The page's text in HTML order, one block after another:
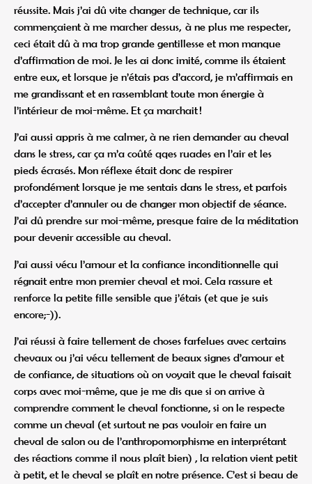
réussite. Mais j’ai dû vite changer de technique, car ils
commençaient à me marcher dessus, à ne plus me respecter,
ceci était dû à ma trop grande gentillesse et mon manque
d’affirmation de moi. Je les ai donc imité, comme ils étaient
entre eux, et lorsque je n’étais pas d’accord, je m’affirmais en
me grandissant et en rassemblant toute mon énergie à
l’intérieur de moi-même. Et ça marchait !
J’ai aussi appris à me calmer, à ne rien demander au cheval
dans le stress, car ça m’a coûté qqes ruades en l’air et les
pieds écrasés. Mon réflexe était donc de respirer
profondément lorsque je me sentais dans le stress, et parfois
d’accepter d’annuler ou de changer mon objectif de séance.
J’ai dû prendre sur moi-même, presque faire de la méditation
pour devenir accessible au cheval.
J’ai aussi vécu l’amour et la confiance inconditionnelle qui
régnait entre mon premier cheval et moi. Cela rassure et
renforce la petite fille sensible que j’étais (et que je suis
encore;-)).
J’ai réussi à faire tellement de choses farfelues avec certains
chevaux ou j’ai vécu tellement de beaux signes d’amour et
de confiance, de situations où on voyait que le cheval faisait
corps avec moi-même, que je me dis que si on arrive à
comprendre comment le cheval fonctionne, si on le respecte
comme un cheval (et surtout ne pas vouloir en faire un
cheval de salon ou de l’anthropomorphisme en interprétant
des réactions comme il nous plaît bien) , la relation vient petit
à petit, et le cheval se plaît en notre présence. C’est si beau de